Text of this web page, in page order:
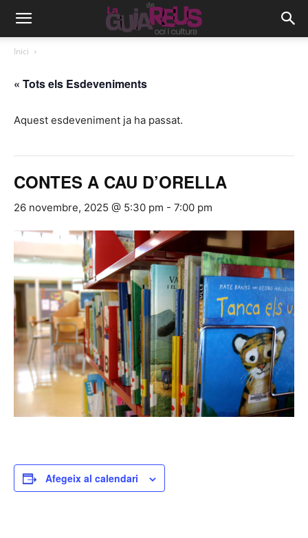
Inici
« Tots els Esdeveniments
Aquest esdeveniment ja ha passat.
CONTES A CAU D’ORELLA
26 novembre, 2025 @ 5:30 pm - 7:00 pm
Afegeix al calendari